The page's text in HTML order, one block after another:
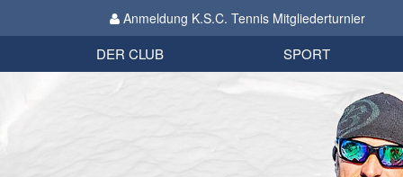
Anmeldung K.S.C. Tennis Mitgliederturnier
DER CLUB
Organisation
SPORT
Biathlon
Datenschutzverordnung 2018
Impressum